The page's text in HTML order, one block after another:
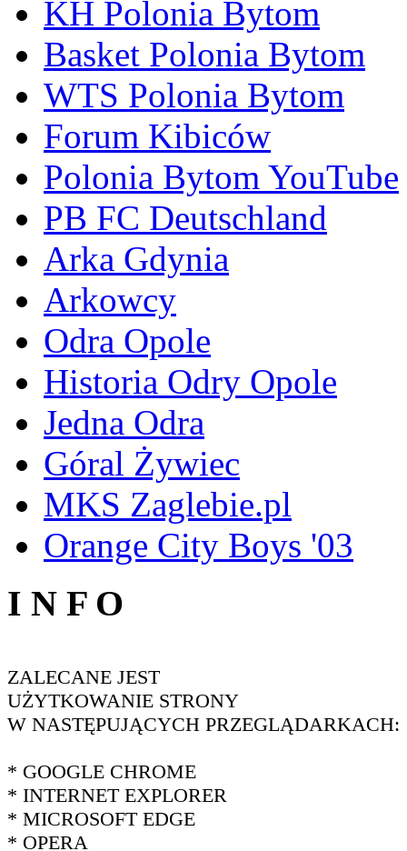
KH Polonia Bytom
Basket Polonia Bytom
WTS Polonia Bytom
Forum Kibiców
Polonia Bytom YouTube
PB FC Deutschland
Arka Gdynia
Arkowcy
Odra Opole
Historia Odry Opole
Jedna Odra
Góral Żywiec
MKS Zaglebie.pl
Orange City Boys '03
I N F O
ZALECANE JEST
UŻYTKOWANIE STRONY
W NASTĘPUJĄCYCH PRZEGLĄDARKACH:
* GOOGLE CHROME
* INTERNET EXPLORER
* MICROSOFT EDGE
* OPERA